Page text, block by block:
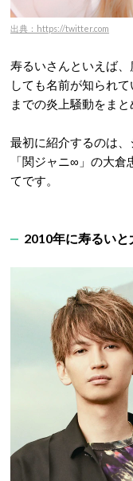
出典：https://twitter.com
寿るいさんといえば
しても名前が知られ
までの炎上騒動をまと
最初に紹介するのは
「関ジャニ∞」の大
てです。
2010年に寿るい